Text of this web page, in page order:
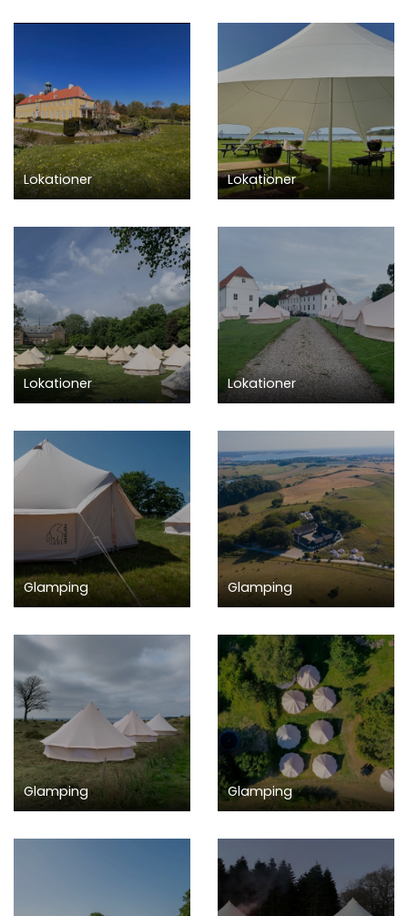
Lokationer Lokationer
Lokationer Lokationer
Glamping Glamping
Glamping Glamping